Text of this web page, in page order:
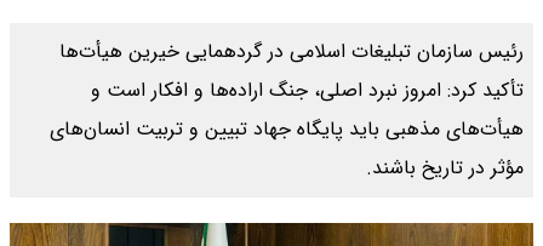
رئیس سازمان تبلیغات اسلامی در گردهمایی خیرین هیأت‌ها
تأکید کرد: امروز نبرد اصلی، جنگ اراده‌ها و افکار است و
هیأت‌های مذهبی باید پایگاه جهاد تبیین و تربیت انسان‌های
مؤثر در تاریخ باشند.